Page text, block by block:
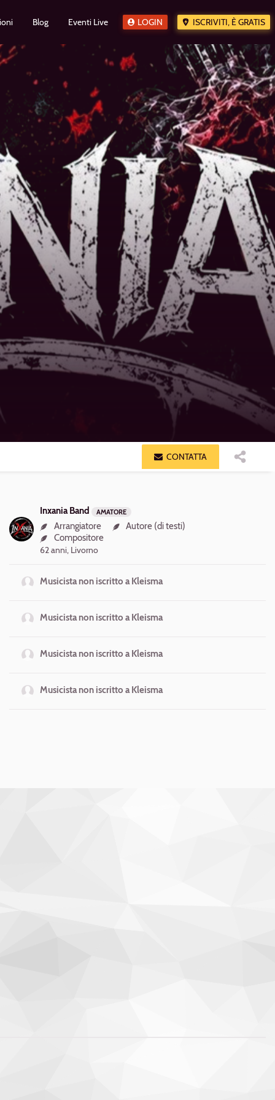
Blog Eventi Live LOGIN ISCRIVITI, È GRATIS
CONTATTA
Componenti
Inxania Band AMATORE
Arrangiatore
Autore (di testi)
Compositore
62 anni, Livorno
Musicista non iscritto a Kleisma
Musicista non iscritto a Kleisma
Musicista non iscritto a Kleisma
Musicista non iscritto a Kleisma